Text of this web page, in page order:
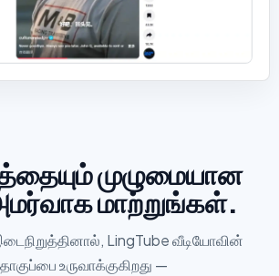
முழுமையான
மாற்றுங்கள்.
LingTube வீடியோவின்
உருவாக்குகிறது —